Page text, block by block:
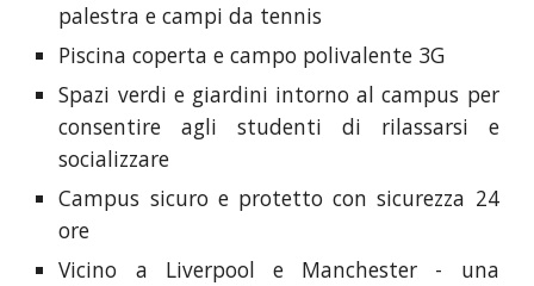
palestra e campi da tennis
Piscina coperta e campo polivalente 3G
Spazi verdi e giardini intorno al campus per
consentire agli studenti di rilassarsi e
socializzare
Campus sicuro e protetto con sicurezza 24
ore
Vicino a Liverpool e Manchester - una